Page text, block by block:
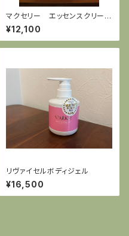
マクセリー エッセンスクリーム
（保湿）幹細胞シリーズ
¥12,100
リヴァイセルボディジェル
¥16,500